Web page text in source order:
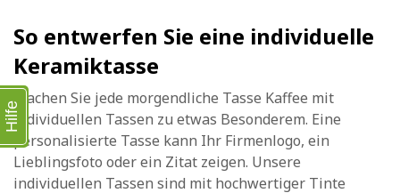
So entwerfen Sie eine individuelle
Keramiktasse
Machen Sie jede morgendliche Tasse Kaffee mit
individuellen Tassen zu etwas Besonderem. Eine
personalisierte Tasse kann Ihr Firmenlogo, ein
Lieblingsfoto oder ein Zitat zeigen. Unsere
individuellen Tassen sind mit hochwertiger Tinte
Hilfe